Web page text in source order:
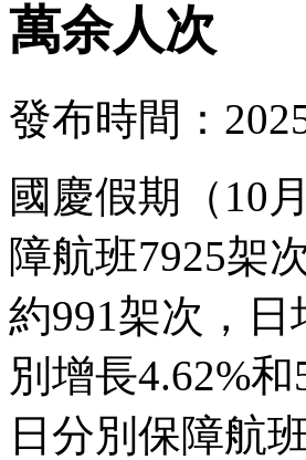
萬余人次
發布時間：
國慶假期（10
障航班7925架
約991架次，
別增長4.62%
日分別保障航